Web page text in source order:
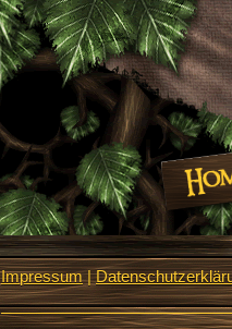
Impressum|